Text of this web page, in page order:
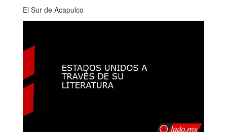
El Sur de Acapulco